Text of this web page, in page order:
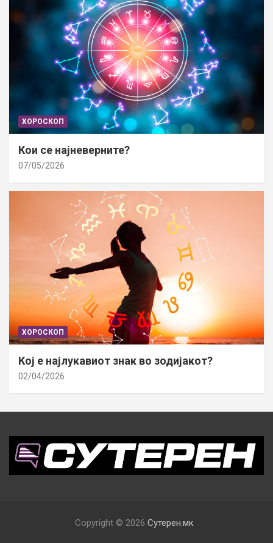
ХОРОСКОП
Кои се најневерните?
07/05/2026
ХОРОСКОП
Кој е најлукавиот знак во зодијакот?
02/04/2026
Copyright © 2026 Сутерен.мк